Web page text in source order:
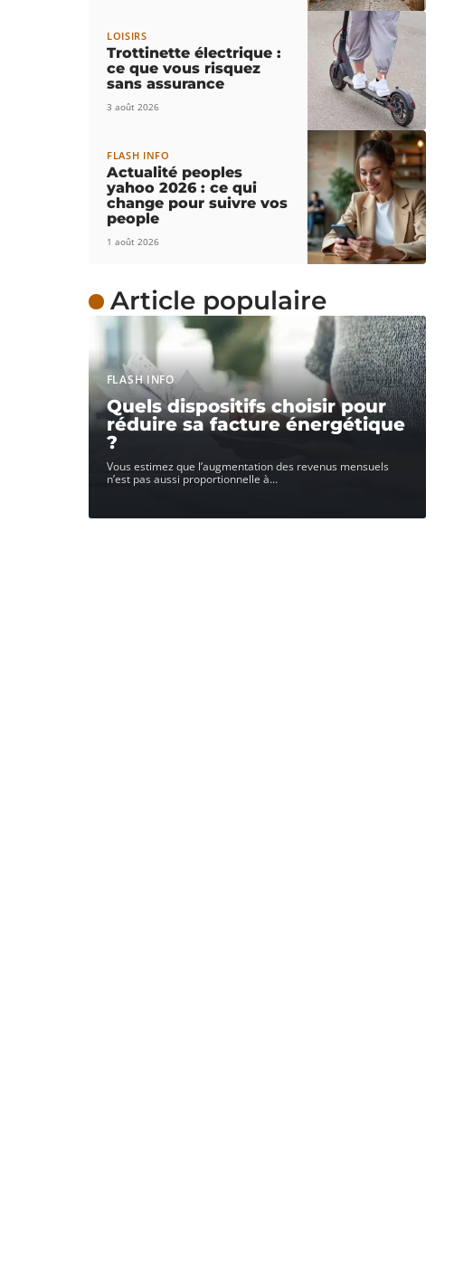
LOISIRS
Trottinette électrique :
ce que vous risquez
sans assurance
3 août 2026
FLASH INFO
Actualité peoples
yahoo 2026 : ce qui
change pour suivre vos
people
1 août 2026
Article populaire
FLASH INFO
Quels dispositifs choisir pour
réduire sa facture énergétique
?
Vous estimez que l’augmentation des revenus mensuels
n’est pas aussi proportionnelle à…